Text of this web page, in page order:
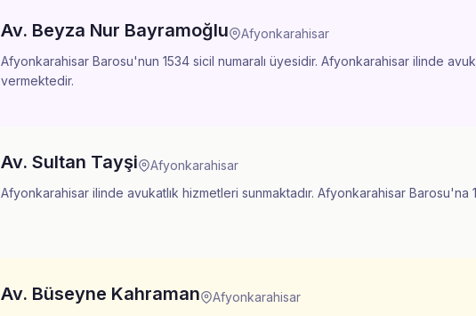
Av. Beyza Nur Bayramoğlu
Afyonkarahisar
Afyonkarahisar Barosu'nun 1534 sicil numaralı üyesidir. Afyonkarahisar ilinde
vermektedir.
Av. Sultan Tayşi
Afyonkarahisar
Afyonkarahisar ilinde avukatlık hizmetleri sunmaktadır. Afyonkarahisar Barosu'na
Av. Büseyne Kahraman
Afyonkarahisar